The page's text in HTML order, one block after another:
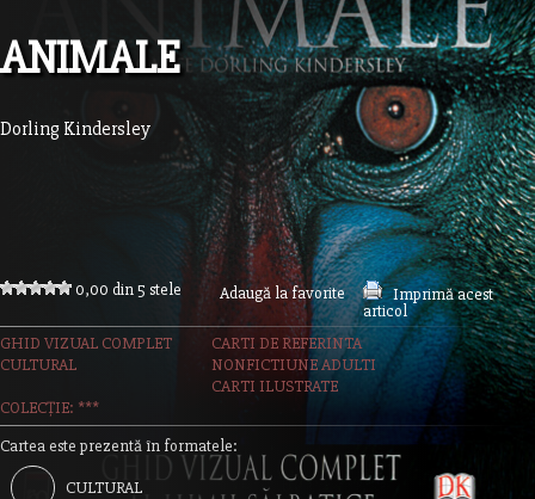
ANIMALE
Dorling Kindersley
0,00 din 5 stele Adaugă la favorite
Imprimă acest
articol
GHID VIZUAL COMPLET
CARTI DE REFERINTA
CULTURAL
NONFICTIUNE ADULTI
CARTI ILUSTRATE
COLECȚIE: ***
Cartea este prezentă în formatele:
CULTURAL